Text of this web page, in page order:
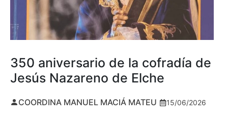
350 aniversario de la cofradía de
Jesús Nazareno de Elche
COORDINA MANUEL MACIÁ MATEU 15/06/2026